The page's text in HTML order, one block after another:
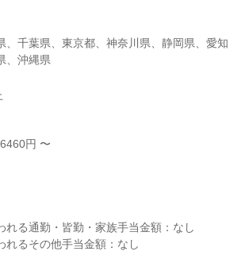
、千葉県、東京都、神奈川県、静岡県、愛知
、沖縄県
円 〜
れる通勤・皆勤・家族手当金額：なし
れるその他手当金額：なし